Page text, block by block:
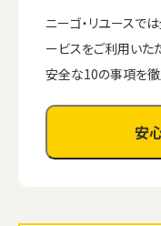
ニーゴ・リユースで
ービスをご利用いた
安全な10の事項を徹
安